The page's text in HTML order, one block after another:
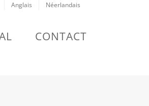
Anglais Néerlandais
CONTACT